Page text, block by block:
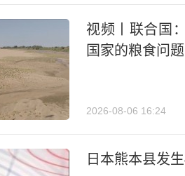
视频丨联合国
国家的粮食问题
2026-08-06 16:24
日本熊本县发